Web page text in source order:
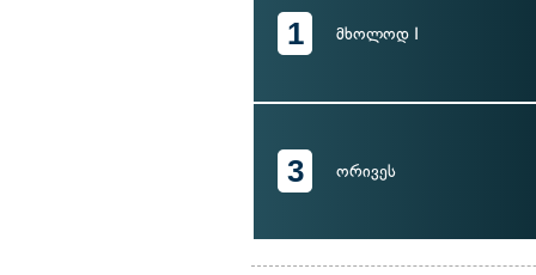
1 მხოლოდ I
3 ორივეს